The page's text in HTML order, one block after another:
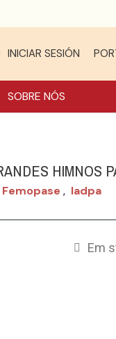
INICIAR SESIÓN
SOBRE NÓS
HIMNOS
Femopase , Iadpa
Em